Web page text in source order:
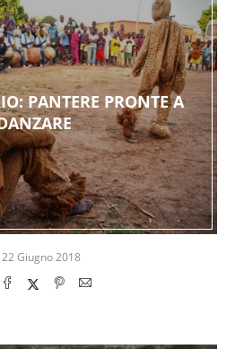
PANTERE PRONTE A
22 Giugno 2018